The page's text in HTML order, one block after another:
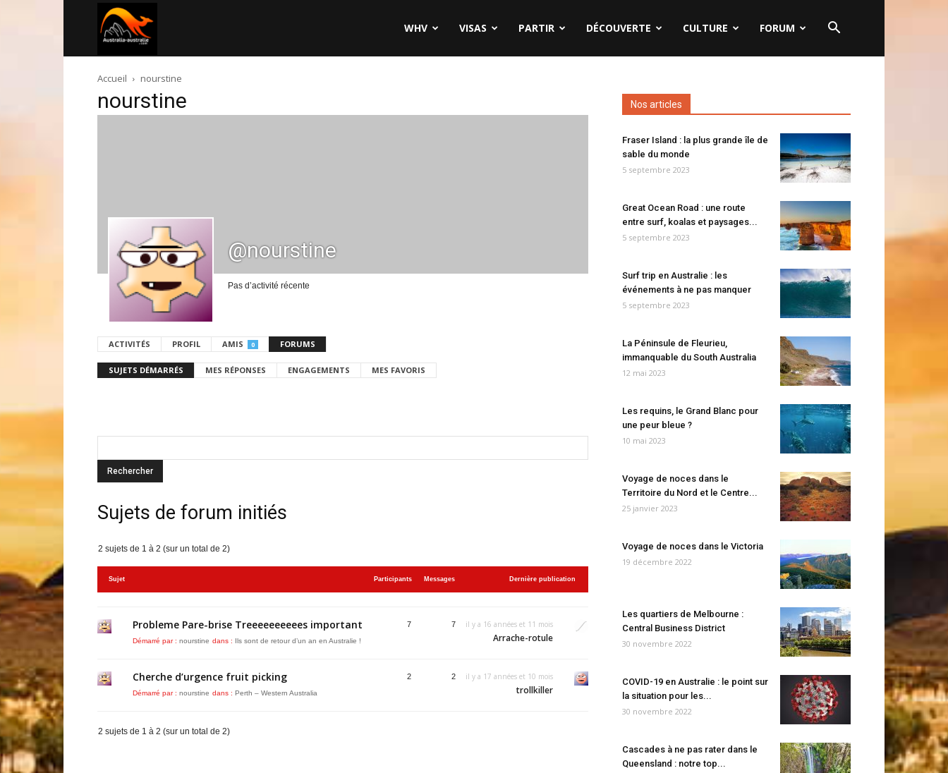
australie.com
WHV VISAS PARTIR DÉCOUVERTE CULTURE FORUM
Accueil nourstine
nourstine
@nourstine
Pas d’activité récente
ACTIVITÉS PROFIL AMIS 0 FORUMS
SUJETS DÉMARRÉS MES RÉPONSES ENGAGEMENTS MES FAVORIS
Sujets de forum initiés
2 sujets de 1 à 2 (sur un total de 2)
Sujet Participants Messages Dernière publication
Probleme Pare-brise Treeeeeeeeees important
Démarré par : nourstine dans : Ils sont de retour d’un an en Australie !
7 7 il y a 16 années et 11 mois
Arrache-rotule
Cherche d’urgence fruit picking
Démarré par : nourstine dans : Perth – Western Australia
2 2 il y a 17 années et 10 mois
trollkiller
2 sujets de 1 à 2 (sur un total de 2)
Nos articles
Fraser Island : la plus grande île de
sable du monde
5 septembre 2023
Great Ocean Road : une route
entre surf, koalas et paysages...
5 septembre 2023
Surf trip en Australie : les
événements à ne pas manquer
5 septembre 2023
La Péninsule de Fleurieu,
immanquable du South Australia
12 mai 2023
Les requins, le Grand Blanc pour
une peur bleue ?
10 mai 2023
Voyage de noces dans le
Territoire du Nord et le Centre...
25 janvier 2023
Voyage de noces dans le Victoria
19 décembre 2022
Les quartiers de Melbourne :
Central Business District
30 novembre 2022
COVID-19 en Australie : le point sur
la situation pour les...
30 novembre 2022
Cascades à ne pas rater dans le
Queensland : notre top...